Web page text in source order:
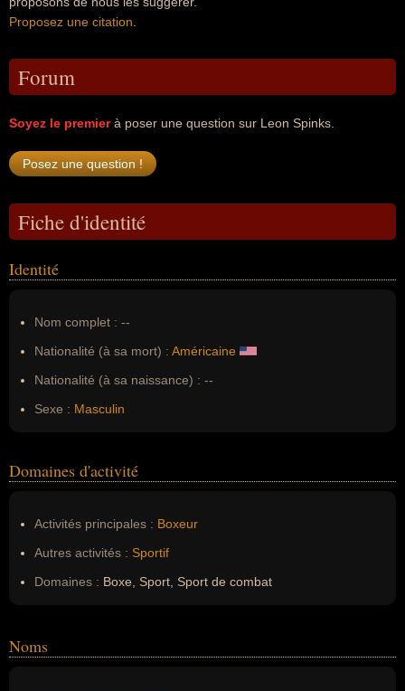
Proposez une citation
Forum
Soyez le premierà poser une question sur Leon Spinks.
Fiche d'identité
Identité
Nom complet : --
Nationalité (à sa mort) : Américaine
Nationalité (à sa naissance) : --
Sexe : Masculin
Domaines d'activité
Activités principales : Boxeur
Autres activités : Sportif
Domaines : Boxe, Sport, Sport de combat
Noms